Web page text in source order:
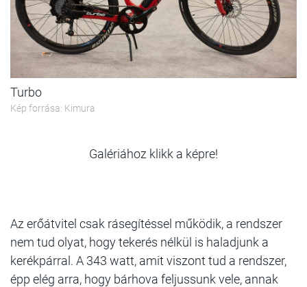
Turbo
Kép forrása: Kimura
Galériához klikk a képre!
Az erőátvitel csak rásegítéssel működik, a rendszer
nem tud olyat, hogy tekerés nélkül is haladjunk a
kerékpárral. A 343 watt, amit viszont tud a rendszer,
épp elég arra, hogy bárhova feljussunk vele, annak